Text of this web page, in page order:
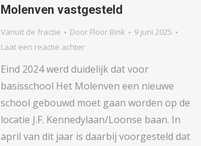
Molenven vastgesteld
Vanuit de fractie Door Floor Bink
9 juni 2025
Laat een reactie achter
Eind 2024 werd duidelijk dat voor
basisschool Het Molenven een nieuwe
school gebouwd moet gaan worden op de
locatie J.F. Kennedylaan/Loonse baan. In
april van dit jaar is daarbij voorgesteld dat